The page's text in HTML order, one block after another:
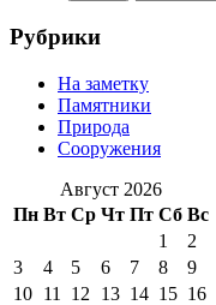
Рубрики
На заметку
Памятники
Природа
Сооружения
Август 2026
Пн Вт Ср Чт Пт Сб Вс
1
2
3
4 5 6 7 8
9
10 11 12 13 14 15 16